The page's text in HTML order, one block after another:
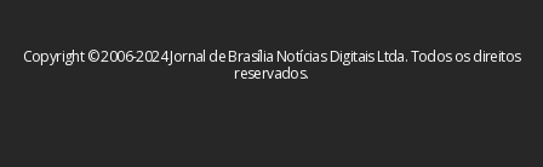
Copyright © 2006-2024 Jornal de Brasília Notícias Digitais Ltda. Todos os direitos
reservados.